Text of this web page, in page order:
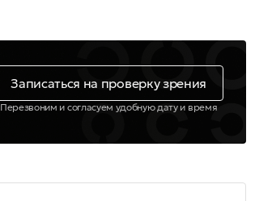
Записаться на проверку зрения
Перезвоним и согласуем удобную дату и время